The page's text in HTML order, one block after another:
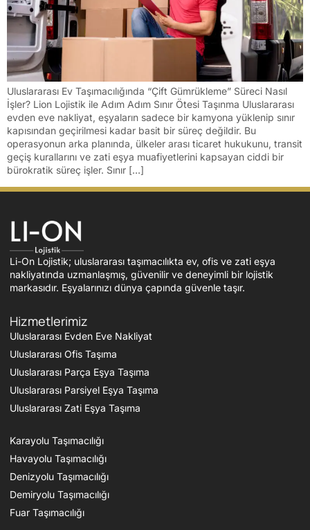
Uluslararası Ev Taşımacılığında “Çift Gümrükleme” Süreci Nasıl
İşler? Lion Lojistik ile Adım Adım Sınır Ötesi Taşınma Uluslararası
evden eve nakliyat, eşyaların sadece bir kamyona yüklenip sınır
kapısından geçirilmesi kadar basit bir süreç değildir. Bu
operasyonun arka planında, ülkeler arası ticaret hukukunu, transit
geçiş kurallarını ve zati eşya muafiyetlerini kapsayan ciddi bir
bürokratik süreç işler. Sınır […]
Li-On Lojistik; uluslararası taşımacılıkta ev, ofis ve zati eşya
nakliyatında uzmanlaşmış, güvenilir ve deneyimli bir lojistik
markasıdır. Eşyalarınızı dünya çapında güvenle taşır.
Hizmetlerimiz
Uluslararası Evden Eve Nakliyat
Uluslararası Ofis Taşıma
Uluslararası Parça Eşya Taşıma
Uluslararası Parsiyel Eşya Taşıma
Uluslararası Zati Eşya Taşıma
Karayolu Taşımacılığı
Havayolu Taşımacılığı
Denizyolu Taşımacılığı
Demiryolu Taşımacılığı
Fuar Taşımacılığı